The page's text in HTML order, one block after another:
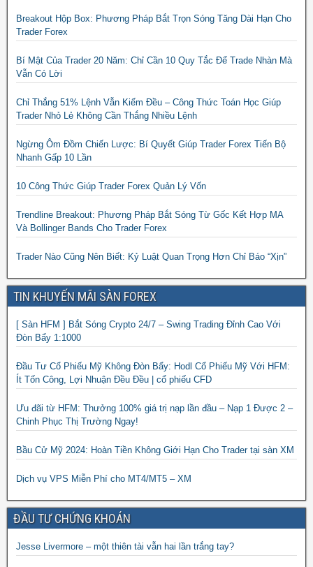
Breakout Hộp Box: Phương Pháp Bắt Trọn Sóng Tăng Dài Hạn Cho
Trader Forex
Bí Mật Của Trader 20 Năm: Chỉ Cần 10 Quy Tắc Để Trade Nhàn Mà
Vẫn Có Lời
Chỉ Thắng 51% Lệnh Vẫn Kiếm Đều – Công Thức Toán Học Giúp
Trader Nhỏ Lẻ Không Cần Thắng Nhiều Lệnh
Ngừng Ôm Đồm Chiến Lược: Bí Quyết Giúp Trader Forex Tiến Bộ
Nhanh Gấp 10 Lần
10 Công Thức Giúp Trader Forex Quản Lý Vốn
Trendline Breakout: Phương Pháp Bắt Sóng Từ Gốc Kết Hợp MA
Và Bollinger Bands Cho Trader Forex
Trader Nào Cũng Nên Biết: Kỷ Luật Quan Trọng Hơn Chỉ Báo “Xịn”
TIN KHUYẾN MÃI SÀN FOREX
[ Sàn HFM ] Bắt Sóng Crypto 24/7 – Swing Trading Đỉnh Cao Với
Đòn Bẩy 1:1000
Đầu Tư Cổ Phiếu Mỹ Không Đòn Bẩy: Hodl Cổ Phiếu Mỹ Với HFM:
Ít Tốn Công, Lợi Nhuận Đều Đều | cổ phiếu CFD
Ưu đãi từ HFM: Thưởng 100% giá trị nạp lần đầu – Nạp 1 Được 2 –
Chinh Phục Thị Trường Ngay!
Bầu Cử Mỹ 2024: Hoàn Tiền Không Giới Hạn Cho Trader tại sàn XM
Dịch vụ VPS Miễn Phí cho MT4/MT5 – XM
ĐẦU TƯ CHỨNG KHOÁN
Jesse Livermore – một thiên tài vẫn hai lần trắng tay?